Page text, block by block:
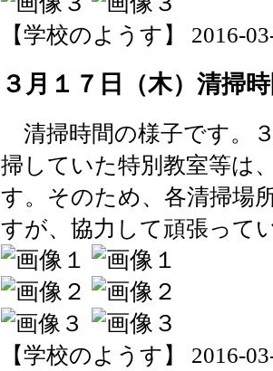
【学校のようす】 2016-
３月１７日（木）清掃
清掃時間の様子です。
掃していた特別教室等は
す。そのため、各清掃場
すが、協力して頑張って
【学校のようす】 2016-